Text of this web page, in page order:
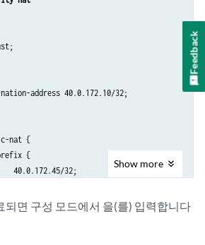
address 40.0.172.10/32;
nat {
{
40.0.172.45/32;
Show more
되면 구성 모드에서 을(를) 입력합니다
Feedback